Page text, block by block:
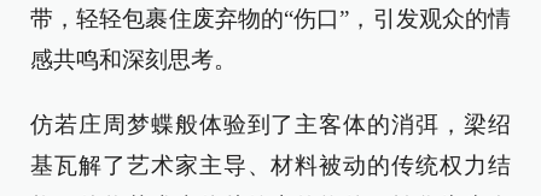
带，轻轻包裹住废弃物的“伤口”，引发观众的情
感共鸣和深刻思考。
仿若庄周梦蝶般体验到了主客体的消弭，梁绍
基瓦解了艺术家主导、材料被动的传统权力结